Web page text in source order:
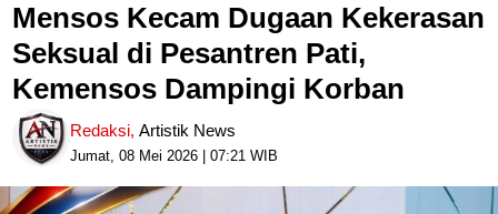
Mensos Kecam Dugaan Kekerasan
Seksual di Pesantren Pati,
Kemensos Dampingi Korban
Redaksi,Artistik News
Jumat, 08 Mei 2026 | 07:21 WIB